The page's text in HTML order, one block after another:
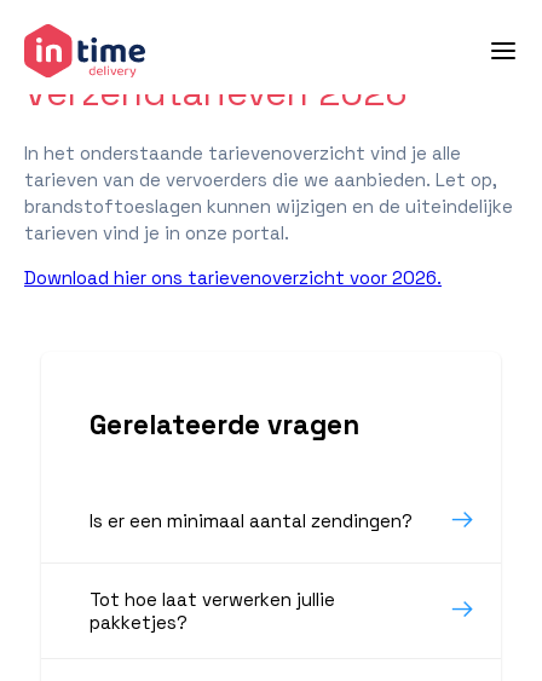
terug naar veelgestelde vragen
Verzendtarieven 2026
In het onderstaande tarievenoverzicht vind je alle
tarieven van de vervoerders die we aanbieden. Let op,
brandstoftoeslagen kunnen wijzigen en de uiteindelijke
tarieven vind je in onze portal.
Download hier ons tarievenoverzicht voor 2026.
Gerelateerde vragen
Is er een minimaal aantal zendingen?
Tot hoe laat verwerken jullie
pakketjes?